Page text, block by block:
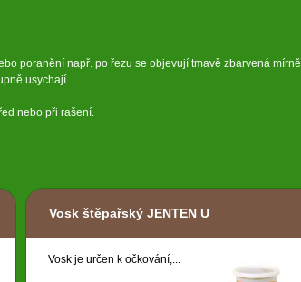
poranění např. po řezu se objevují tmavě zbarvená mírně
usychají.
nebo při rašení.
Vosk štěpařský JENTEN U
Vosk je určen k očkování,...